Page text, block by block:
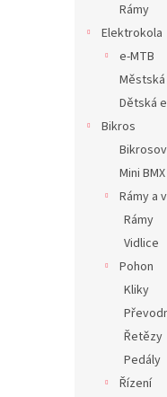
Rámy
Elektrokola
e-MTB
Dětská
Bikros
Mini BMX
Rámy a
Rámy
Vidlice
Pohon
Kliky
Řetězy
Pedály
Řízení